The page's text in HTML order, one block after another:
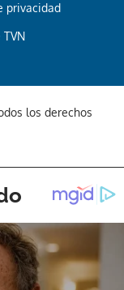
privacidad
los derechos